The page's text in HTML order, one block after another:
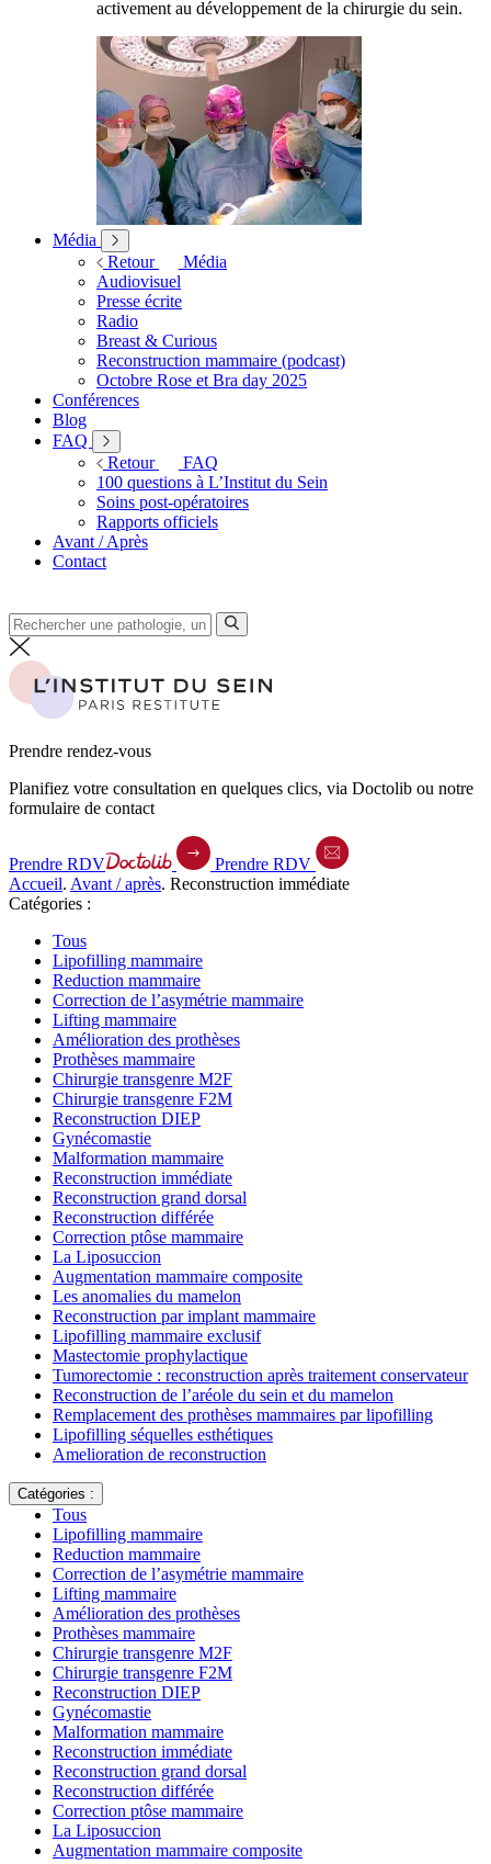
activement au développement de la chirurgie du sein.
Média
Retour
Média
Audiovisuel
Presse écrite
Radio
Breast & Curious
Reconstruction mammaire (podcast)
Octobre Rose et Bra day 2025
Conférences
Blog
FAQ
Retour
FAQ
100 questions à L’Institut du Sein
Soins post-opératoires
Rapports officiels
Avant / Après
Contact
Prendre rendez-vous
Planifiez votre consultation en quelques clics, via Doctolib ou notre
formulaire de contact
Prendre RDV
Prendre RDV
Accueil. Avant / après. Reconstruction immédiate
Catégories :
Tous
Lipofilling mammaire
Reduction mammaire
Correction de l’asymétrie mammaire
Lifting mammaire
Amélioration des prothèses
Prothèses mammaire
Chirurgie transgenre M2F
Chirurgie transgenre F2M
Reconstruction DIEP
Gynécomastie
Malformation mammaire
Reconstruction immédiate
Reconstruction grand dorsal
Reconstruction différée
Correction ptôse mammaire
La Liposuccion
Augmentation mammaire composite
Les anomalies du mamelon
Reconstruction par implant mammaire
Lipofilling mammaire exclusif
Mastectomie prophylactique
Tumorectomie : reconstruction après traitement conservateur
Reconstruction de l’aréole du sein et du mamelon
Remplacement des prothèses mammaires par lipofilling
Lipofilling séquelles esthétiques
Amelioration de reconstruction
Catégories :
Tous
Lipofilling mammaire
Reduction mammaire
Correction de l’asymétrie mammaire
Lifting mammaire
Amélioration des prothèses
Prothèses mammaire
Chirurgie transgenre M2F
Chirurgie transgenre F2M
Reconstruction DIEP
Gynécomastie
Malformation mammaire
Reconstruction immédiate
Reconstruction grand dorsal
Reconstruction différée
Correction ptôse mammaire
La Liposuccion
Augmentation mammaire composite